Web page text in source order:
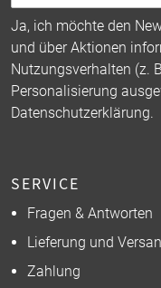
Ja, ich möchte den
und über Aktionen
Nutzungsverhalten (z.
Personalisierung
Datenschutzerklärung.
SERVICE
Fragen & Antworten
Lieferung und
Zahlung